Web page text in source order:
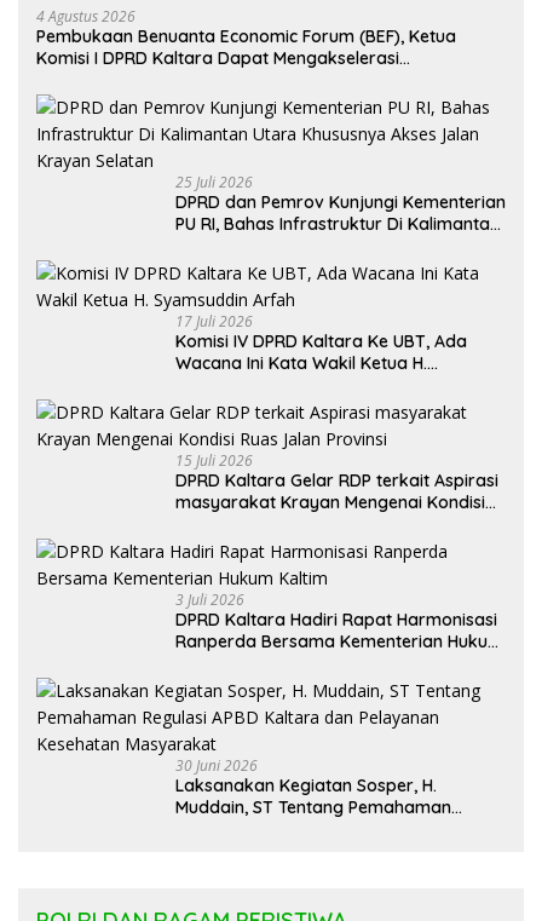
4 Agustus 2026
Pembukaan Benuanta Economic Forum (BEF), Ketua
Komisi I DPRD Kaltara Dapat Mengakselerasi
25 Juli 2026
DPRD dan Pemrov Kunjungi Kementerian
PU RI, Bahas Infrastruktur Di Kalimantan
Selatan
17 Juli 2026
Komisi IV DPRD Kaltara Ke UBT, Ada
Wacana Ini Kata Wakil Ketua H.
15 Juli 2026
DPRD Kaltara Gelar RDP terkait Aspirasi
masyarakat Krayan Mengenai Kondisi
3 Juli 2026
DPRD Kaltara Hadiri Rapat Harmonisasi
Ranperda Bersama Kementerian Hukum
30 Juni 2026
Laksanakan Kegiatan Sosper, H.
Muddain, ST Tentang Pemahaman